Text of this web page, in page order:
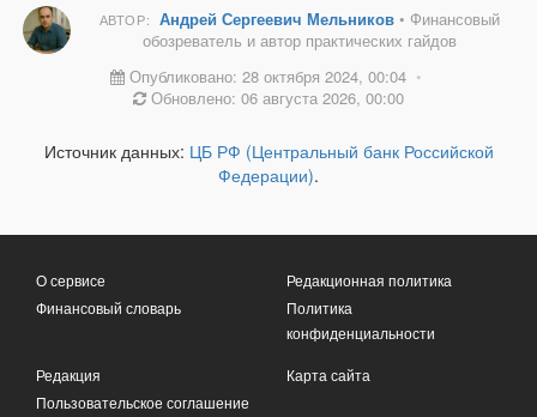
АВТОР: Андрей Сергеевич Мельников• Финансовый
обозреватель и автор практических гайдов
Опубликовано: 28 октября 2024, 00:04 •
Обновлено: 06 августа 2026, 00:00
Источник данных: ЦБ РФ (Центральный банк Российской
Федерации).
О сервисе
Финансовый словарь
Редакционная политика
Политика
конфиденциальности
Редакция
Пользовательское соглашение
Карта сайта